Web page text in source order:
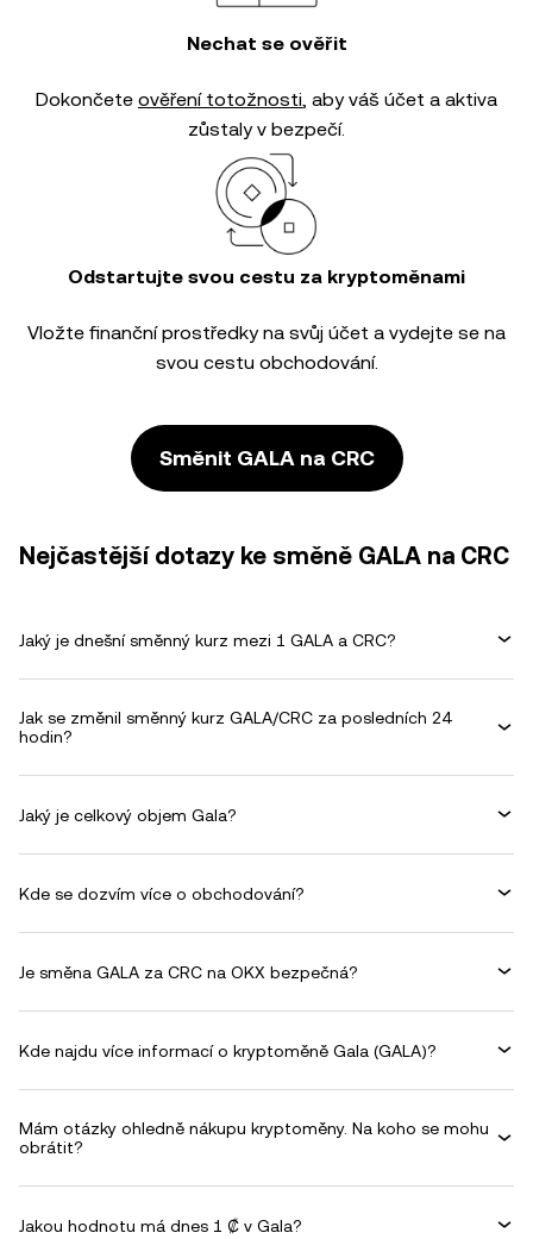
Nechat se ověřit
Dokončete ověření totožnosti, aby váš účet a aktiva
zůstaly v bezpečí.
Odstartujte svou cestu za kryptoměnami
Vložte finanční prostředky na svůj účet a vydejte se na
svou cestu obchodování.
Směnit GALA na CRC
Nejčastější dotazy ke směně GALA na CRC
Jaký je dnešní směnný kurz mezi 1 GALA a CRC?
Jak se změnil směnný kurz GALA/CRC za posledních 24
hodin?
Jaký je celkový objem Gala?
Kde se dozvím více o obchodování?
Je směna GALA za CRC na OKX bezpečná?
Kde najdu více informací o kryptoměně Gala (GALA)?
Mám otázky ohledně nákupu kryptoměny. Na koho se mohu
obrátit?
Jakou hodnotu má dnes 1 ₡ v Gala?